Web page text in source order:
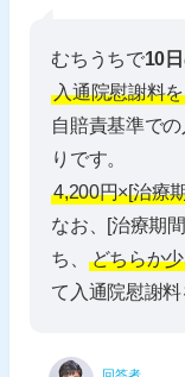
むちうちで10日
入通院慰謝料
自賠責基準で
りです。
4,200円×[治療
なお、[治療期
ち、
どちらか
て入通院慰謝